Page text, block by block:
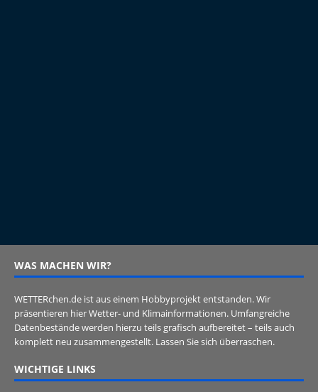
WAS MACHEN WIR?
WETTERchen.de ist aus einem Hobbyprojekt entstanden. Wir
präsentieren hier Wetter- und Klimainformationen. Umfangreiche
Datenbestände werden hierzu teils grafisch aufbereitet – teils auch
komplett neu zusammengestellt. Lassen Sie sich überraschen.
WICHTIGE LINKS